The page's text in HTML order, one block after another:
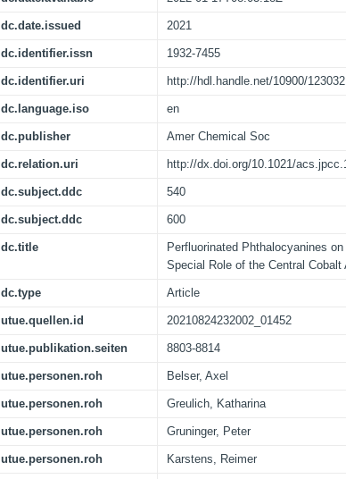
dc.date.issued 2021
dc.identifier.issn 1932-7455
dc.identifier.uri http://hdl.handle.net/10900/123032
dc.language.iso en
dc.publisher Amer Chemical Soc
dc.relation.uri http://dx.doi.org/10.1021/
dc.subject.ddc 540
dc.subject.ddc 600
dc.title
Perfluorinated Phthalocyanines
Special Role of the Central Cobalt
dc.type Article
utue.quellen.id 20210824232002_01452
utue.publikation.seiten 8803-8814
utue.personen.roh Belser, Axel
utue.personen.roh Greulich, Katharina
utue.personen.roh Gruninger, Peter
utue.personen.roh Karstens, Reimer